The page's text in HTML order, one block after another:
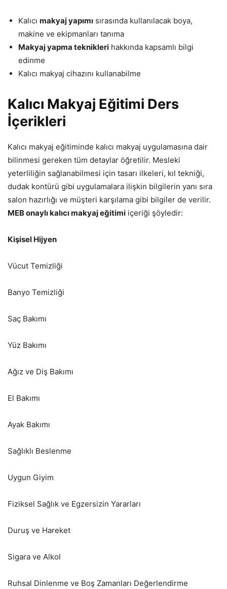
Kalıcı makyaj yapımı sırasında kullanılacak boya,
makine ve ekipmanları tanıma
Makyaj yapma teknikleri hakkında kapsamlı bilgi
edinme
Kalıcı makyaj cihazını kullanabilme
Kalıcı Makyaj Eğitimi Ders
İçerikleri
Kalıcı makyaj eğitiminde kalıcı makyaj uygulamasına dair
bilinmesi gereken tüm detaylar öğretilir. Mesleki
yeterliliğin sağlanabilmesi için tasarı ilkeleri, kıl tekniği,
dudak kontürü gibi uygulamalara ilişkin bilgilerin yanı sıra
salon hazırlığı ve müşteri karşılama gibi bilgiler de verilir.
MEB onaylı kalıcı makyaj eğitimi içeriği şöyledir:
Kişisel Hijyen
Vücut Temizliği
Banyo Temizliği
Saç Bakımı
Yüz Bakımı
Ağız ve Diş Bakımı
El Bakımı
Ayak Bakımı
Sağlıklı Beslenme
Uygun Giyim
Fiziksel Sağlık ve Egzersizin Yararları
Duruş ve Hareket
Sigara ve Alkol
Ruhsal Dinlenme ve Boş Zamanları Değerlendirme